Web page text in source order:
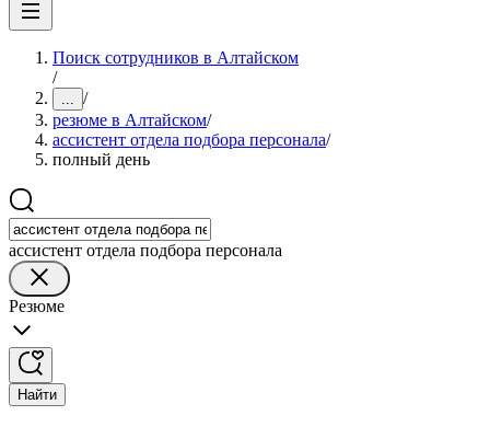
Поиск сотрудников в Алтайском
/
... /
резюме в Алтайском/
ассистент отдела подбора персонала/
полный день
ассистент отдела подбора персонала
Резюме
Найти